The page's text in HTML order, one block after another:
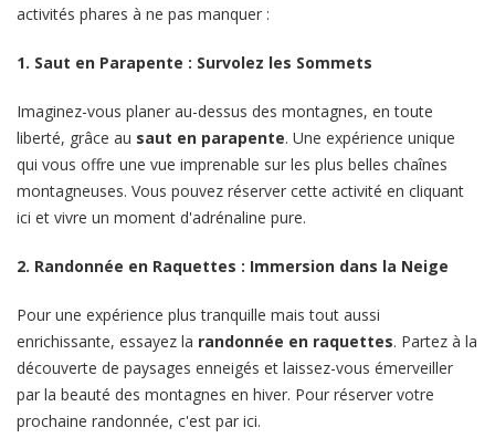
activités phares à ne pas manquer :
1. Saut en Parapente : Survolez les Sommets
Imaginez-vous planer au-dessus des montagnes, en toute
liberté, grâce au saut en parapente. Une expérience unique
qui vous offre une vue imprenable sur les plus belles chaînes
montagneuses. Vous pouvez réserver cette activité en cliquant
ici et vivre un moment d'adrénaline pure.
2. Randonnée en Raquettes : Immersion dans la Neige
Pour une expérience plus tranquille mais tout aussi
enrichissante, essayez la randonnée en raquettes. Partez à la
découverte de paysages enneigés et laissez-vous émerveiller
par la beauté des montagnes en hiver. Pour réserver votre
prochaine randonnée, c'est par ici.